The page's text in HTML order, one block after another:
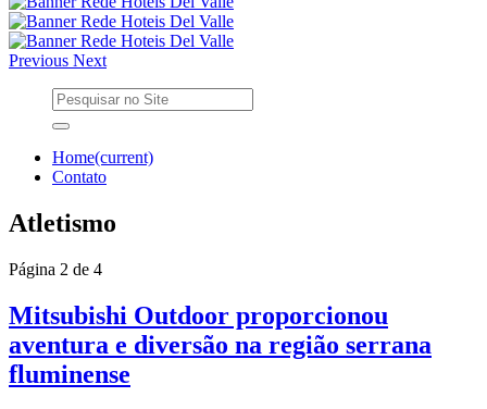
Previous Next
Home(current)
Contato
Atletismo
Página 2 de 4
Mitsubishi Outdoor proporcionou
aventura e diversão na região serrana
fluminense